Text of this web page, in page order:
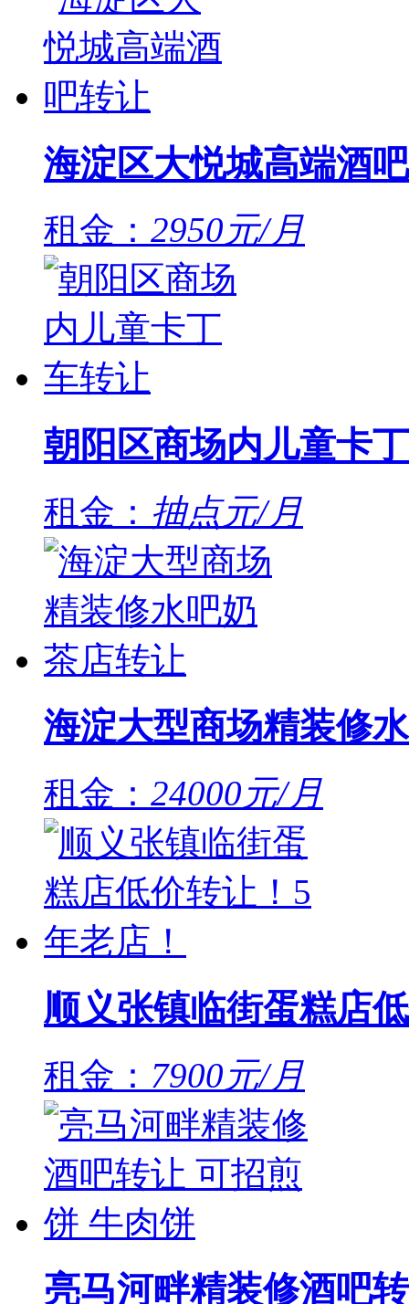
海淀区大悦城高端酒
租金： 2950元/月
朝阳区商场内儿童卡
租金： 抽点元/月
海淀大型商场精装修
租金： 24000元/月
顺义张镇临街蛋糕店
租金： 7900元/月
亮马河畔精装修酒吧